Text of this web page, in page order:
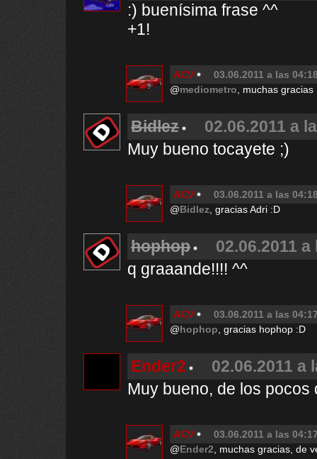
:) buenísima frase ^^
+1!
ACV
03.06.2011 a las
@mediometro , muchas gracias
Bidlez
02.06.2011 a
Muy bueno tocayete ;)
ACV
03.06.2011 a las
@Bidlez , gracias Adri :D
hophop
02.06.2011
q graaande!!!! ^^
ACV
03.06.2011 a las
@hophop , gracias hophop :D
Ender2
02.06.2011 a
Muy bueno, de los
ACV
03.06.2011 a las
@Ender2 , muchas gracias, de